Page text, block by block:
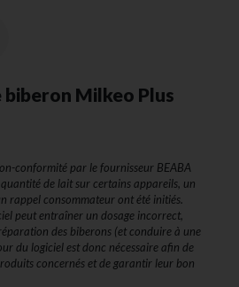
Milkeo Plus
conformité par le fournisseur BEABA
de lait sur certains appareils, un
rappel consommateur ont été initiés.
peut entraîner un dosage incorrect,
des biberons (et conduire à une
du logiciel est donc nécessaire afin de
concernés et de garantir leur bon